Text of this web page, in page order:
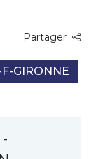
Partager
GIRONNE